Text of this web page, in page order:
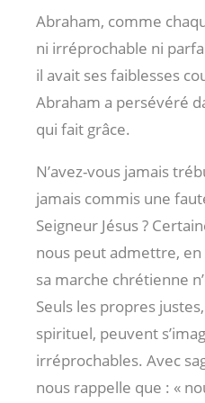
Abraham, comme
ni irréprochable ni
il avait ses faiblesses
Abraham a persévéré
qui fait grâce.
N’avez-vous jamais
jamais commis une
Seigneur Jésus ?
nous peut admettre,
sa marche chrétienne
Seuls les propres
spirituel, peuvent
irréprochables. Avec
nous rappelle que : «